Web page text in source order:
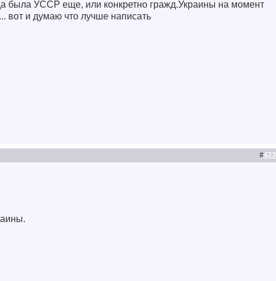
была УССР еще, или конкретно гражд.Украины на момент
вот и думаю что лучше написать
#423